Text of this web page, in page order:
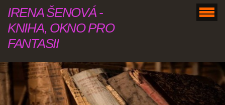
IRENA ŠENOVÁ -
KNIHA, OKNO PRO
FANTASII